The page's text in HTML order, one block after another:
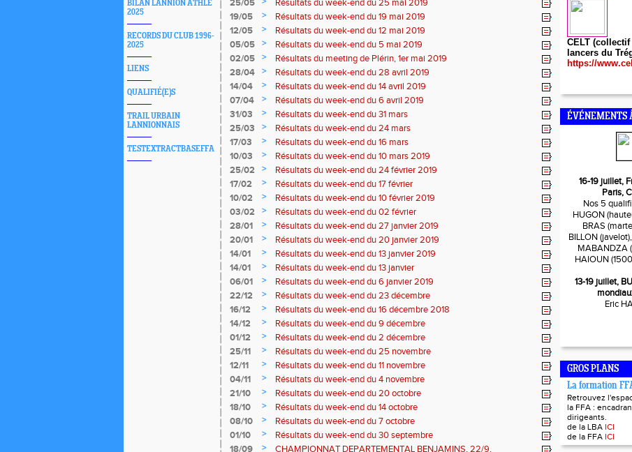
BILAN LANNION ATHLE
2025
RECORDS DU CLUB 1996-
2025
LIENS
QUALIFIÉ(E)S
TRAIL URBAIN
LANNIONNAIS
TESTEXTRACTBASEFFA
25/05
Résultats du week-end du 25 mai 2019
19/05
>
Résultats du week-end du 19 mai 2019
12/05
>
Résultats du week-end du 12 mai 2019
05/05
>
Résultats du week-end du 5 mai 2019
02/05
>
Résultats du meeting de Plérin, 1er mai 2019
28/04
>
Résultats du week-end du 28 avril 2019
14/04
>
Résultats du week-end du 14 avril 2019
07/04
>
Résultats du week-end du 6 avril 2019
31/03
>
Résultats du week-end du 31 mars
25/03
>
Résultats du week-end du 24 mars
17/03
>
Résultats du week-end du 16 mars
10/03
>
Résultats du week-end du 10 mars 2019
25/02
>
Résultats du week-end du 24 février 2019
17/02
>
Résultats du week-end du 17 février
10/02
>
Résultats du week-end du 10 février 2019
03/02
>
Résultats du week-end du 02 février
28/01
>
Résultats du week-end du 27 janvier 2019
20/01
>
Résultats du week-end du 20 janvier 2019
14/01
>
Résultats du week-end du 13 janvier 2019
14/01
>
Résultats du week-end du 13 janvier
06/01
>
Résultats du week-end du 6 janvier 2019
22/12
>
Résultats du week-end du 23 décembre
16/12
>
Résultats du week-end du 16 décembre 2018
14/12
>
Résultats du week-end du 9 décembre
01/12
>
Résultats du week-end du 2 décembre
25/11
>
Résultats du week-end du 25 novembre
12/11
>
Résultats du week-end du 11 novembre
04/11
>
Résultats du week-end du 4 novembre
21/10
>
Résultats du week-end du 20 octobre
18/10
>
Résultats du week-end du 14 octobre
08/10
>
Résultats du week-end du 7 octobre
01/10
>
Résultats du week-end du 30 septembre
18/09
>
CHAMPIONNAT DEPARTEMENTAL BENJAMINS, 22/9,
CELT
lancers du
https://
ÉVÉNEMENTS
16-19 juillet,
Paris,
Nos 5
HUGON
BRAS
BILLON
MABANDZA
HAIOUN
13-19 juillet,
Eric
GROS PLANS
La formation
Retrouvez
la FFA :
dirigeants.
de la LBA ICI
de la FFA ICI